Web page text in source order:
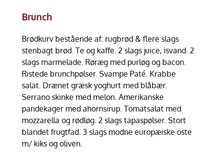
Brunch
Brødkurv bestående af: rugbrød & flere slags
stenbagt brød. Te og kaffe. 2 slags juice, isvand. 2
slags marmelade. Røræg med purløg og bacon.
Ristede brunchpølser. Svampe Paté. Krabbe
salat. Drænet græsk yoghurt med blåbær.
Serrano skinke med melon. Amerikanske
pandekager med ahornsirup. Tomatsalat med
mozzarella og rødløg. 2 slags tapaspølser. Stort
blandet frugtfad. 3 slags modne europæiske oste
m/ kiks og oliven.